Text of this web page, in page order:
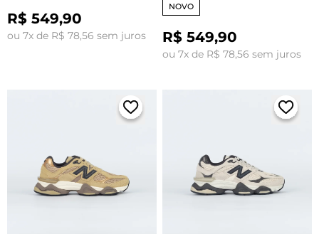
R$ 549,90
ou 7x de R$ 78,56 sem juros
NOVO
R$ 549,90
ou 7x de R$ 78,56 sem juros